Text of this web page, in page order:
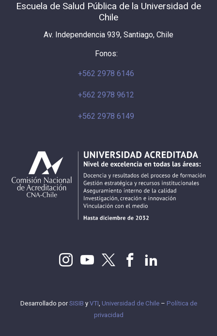
Escuela de Salud Pública de la Universidad de
Chile
Av. Independencia 939, Santiago, Chile
Fonos:
+562 2978 6146
+562 2978 9612
+562 2978 6149
Desarrollado porSISIB y VTI Universidad de Chile– Política de
privacidad